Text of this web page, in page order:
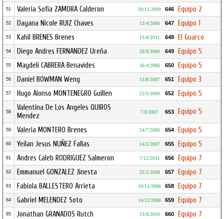
51 Valeria Sofia ZAMORA Calderon 20/11/2009 646 Equipo 2
52 Dayana Nicole RUIZ Chaves 12/4/2006 647 Equipo 1
53 Kahil BRENES Brenes 15/4/2011 648 El Guarco
54 Diego Andres FERNANDEZ Ureña 20/9/2006 649 Equipo 5
55 Maydeli CABRERA Benavides 26/4/2006 650 Equipo 5
56 Daniel BOWMAN Weng 13/8/2007 651 Equipo 3
57 Hugo Alonso MONTENEGRO Guillen 22/5/2006 652 Equipo 5
58
Valentina De Los Angeles QUIROS
Mendez
7/8/2007 653 Equipo 5
59 Valeria MONTERO Brenes 24/7/2006 654 Equipo 5
60 Yeilan Jesus NUÑEZ Fallas 14/5/2007 655 Equipo 5
61 Andres Caleb RODRIGUEZ Salmeron 7/12/2011 656 Equipo 7
62 Emmanuel GONZALEZ Jinesta 25/2/2008 657 Equipo 7
63 Fabiola BALLESTERO Arrieta 19/11/2006 658 Equipo 7
64 Gabriel MELENDEZ Soto 14/12/2008 659 Equipo 7
65 Jonathan GRANADOS Rutch 23/9/2010 660 Equipo 7